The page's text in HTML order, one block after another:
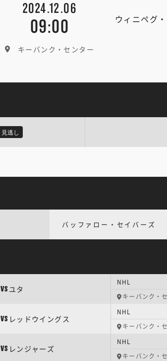
2024.12.06
09:00 ウィニペグ
キーバンク・センター
見逃し
バッファロー・セイバーズ
VS ユタ
NHL
キーバンク・
VS レッドウイングス
NHL
キーバンク・
VS レンジャーズ
NHL
キーバンク・